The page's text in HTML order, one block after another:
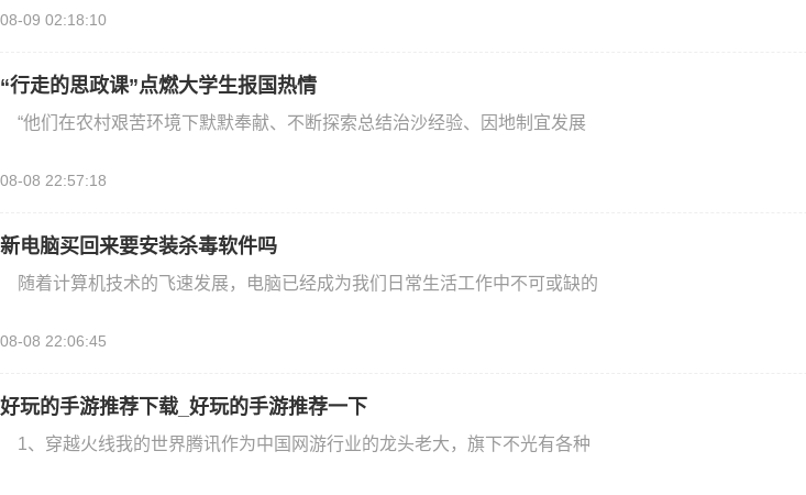
08-09 02:18:10
“行走的思政课”点燃大学生报国热情
“他们在农村艰苦环境下默默奉献、不断探索总结治沙经验、因地制宜发展
08-08 22:57:18
新电脑买回来要安装杀毒软件吗
随着计算机技术的飞速发展，电脑已经成为我们日常生活工作中不可或缺的
08-08 22:06:45
好玩的手游推荐下载_好玩的手游推荐一下
1、穿越火线我的世界腾讯作为中国网游行业的龙头老大，旗下不光有各种